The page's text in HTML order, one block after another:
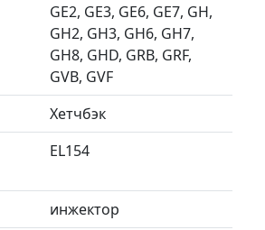
GE2, GE3, GE6, GE7, GH,
GH2, GH3, GH6, GH7,
GH8, GHD, GRB, GRF,
GVB, GVF
Хетчбэк
EL154
инжектор